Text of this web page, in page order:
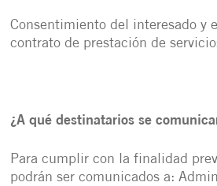
Consentimiento del interesado y
contrato de prestación de
¿A qué destinatarios se
Para cumplir con la finalidad
podrán ser comunicados a: